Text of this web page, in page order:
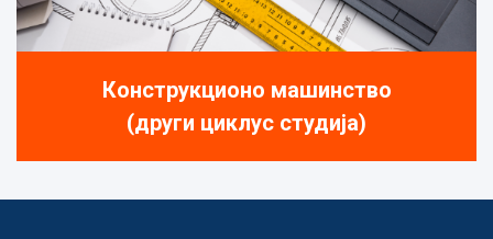
Конструкционо машинство
(други циклус студија)